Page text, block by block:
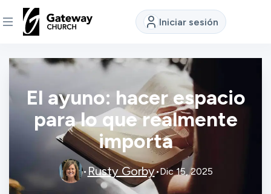
Iniciar sesión
DESCUBRE
Quiénes
somos
El ayuno: hacer espacio
para lo que realmente
importa
• Rusty Gorby•Dic 15, 2025